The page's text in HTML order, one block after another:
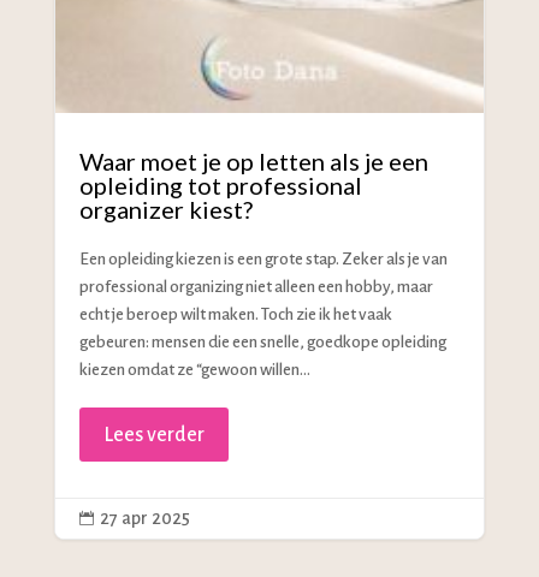
Waar moet je op letten als je een
opleiding tot professional
organizer kiest?
Een opleiding kiezen is een grote stap. Zeker als je van
professional organizing niet alleen een hobby, maar
echt je beroep wilt maken. Toch zie ik het vaak
gebeuren: mensen die een snelle, goedkope opleiding
kiezen omdat ze “gewoon willen...
Lees verder
 27 apr 2025